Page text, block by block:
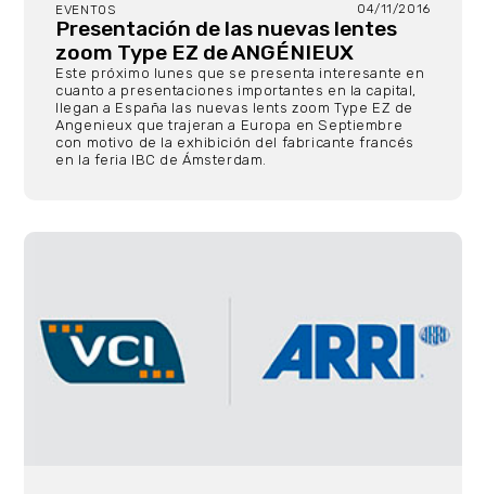
EVENTOS 04/11/2016
Presentación de las nuevas lentes
zoom Type EZ de ANGÉNIEUX
Este próximo lunes que se presenta interesante en
cuanto a presentaciones importantes en la capital,
llegan a España las nuevas lents zoom Type EZ de
Angenieux que trajeran a Europa en Septiembre
con motivo de la exhibición del fabricante francés
en la feria IBC de Ámsterdam.